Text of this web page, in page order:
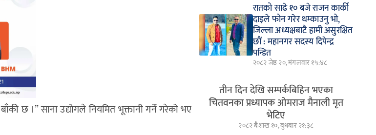
छ ।” साना उद्योगले नियमित भूक्तानी गर्ने गरेको भए
रातको साढे १० बजे राजन कार्की
दाइले फोन गरेर धम्काउनु भो,
जिल्ला अध्यक्षबाटै हामी असुरक्षित
छौं : महानगर सदस्य दिपेन्द्र
पन्डित
२०८२ जेष्ठ २०, मंगलवार १५:४८
तीन दिन देखि सम्पर्कबिहिन भएका
चितवनका प्रध्यापक ओमराज मैनाली मृत
भेटिए
२०८२ बैशाख १०, बुधबार २१:३८